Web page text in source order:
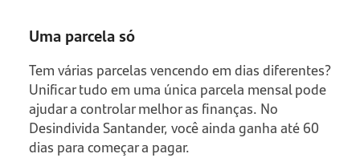
Uma parcela só
Tem várias parcelas vencendo em dias diferentes?
Unificar tudo em uma única parcela mensal pode
ajudar a controlar melhor as finanças. No
Desindivida Santander, você ainda ganha até 60
dias para começar a pagar.